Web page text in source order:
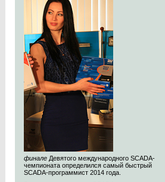
финале Девятого международного SCADA-
чемпионата определился самый быстрый
SCADA-программист 2014 года.